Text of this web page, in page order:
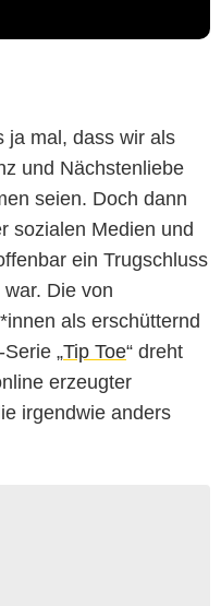
ja mal, dass wir als
und Nächstenliebe
seien. Doch dann
sozialen Medien und
ein Trugschluss
Die von
als erschütternd
„Tip Toe“ dreht
erzeugter
irgendwie anders